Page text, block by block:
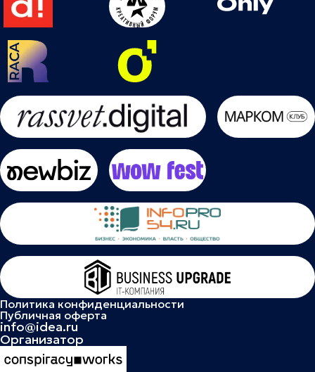
Политика конфиденциальности
Публичная оферта
info@idea.ru
Организатор